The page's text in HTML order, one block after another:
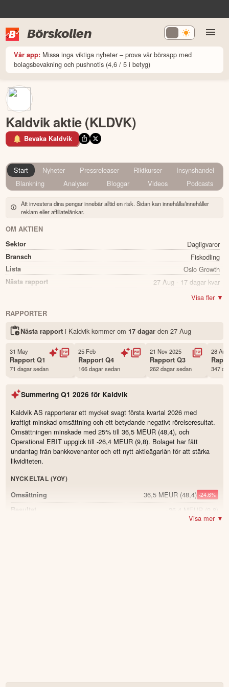
Börskollen
Vår app: Missa inga viktiga nyheter – prova vår börsapp med
bolagsbevakning och pushnotis (4,6 / 5 i betyg)
Kaldvik aktie (KLDVK)
Bevaka Kaldvik
Start Nyheter Pressreleaser Riktkurser
Insynshandel
Blankning
Analyser Bloggar Videos Podcasts
Att investera dina pengar innebär alltid en risk. Sidan kan innehålla/innehåller
reklam eller affiliatelänkar.
OM AKTIEN
Sektor
Dagligvaror
Bransch Fiskodling
Lista Oslo Growth
Nästa rapport 27 Aug - 17 dagar kvar
Nej
Status
Första handelsdag 04 Jun 2020
Antal ägare Avanza 41 st
Källa:Börsdata
Visa fler ▼
RAPPORTER
Nästa rapport i Kaldvik kommer om 17 dagarden 27 Aug
31 May
RapportQ1
71 dagar sedan
25 Feb
RapportQ4
166 dagar sedan
21 Nov 2025
RapportQ3
262 dagar sedan
28
347
Summering Q1 2026 för Kaldvik
Kaldvik AS rapporterar ett mycket svagt första kvartal 2026 med
kraftigt minskad omsättning och ett betydande negativt rörelseresultat.
Omsättningen minskade med 25% till 36,5 MEUR (48,4), och
Operational EBIT uppgick till -26,4 MEUR (9,8). Bolaget har fått
undantag från bankkovenanter och ett nytt aktieägarlån för att stärka
likviditeten.
NYCKELTAL (YOY)
Omsättning
36,5 MEUR(48,4) -24.6%
Resultat −26,4 MEUR
Visa mer ▼